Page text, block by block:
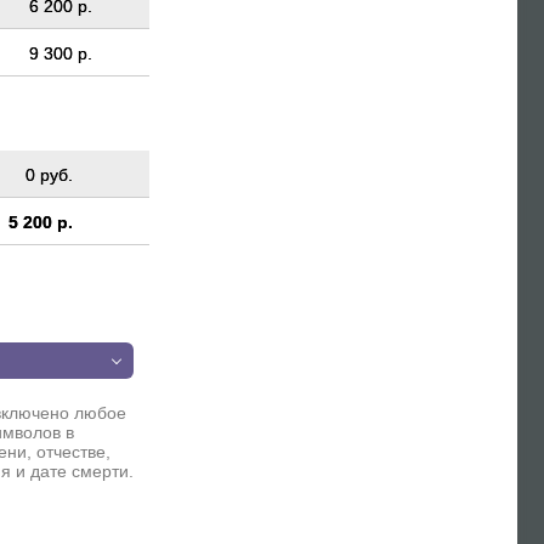
6 200 р.
9 300 р.
0 руб.
5 200 р.
любое
в
отчестве,
и дате смерти.